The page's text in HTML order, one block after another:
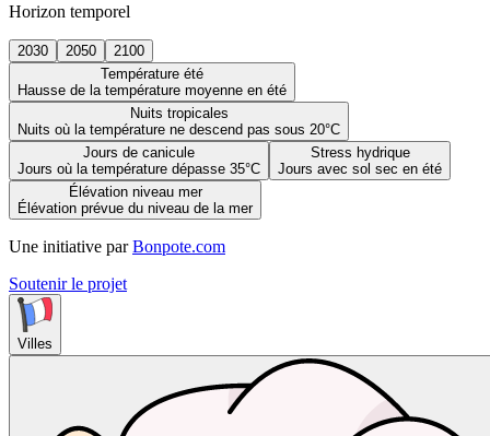
Horizon temporel
2030 2050
2100
Température été
Hausse de la température moyenne en été
Nuits tropicales
Nuits où la température ne descend pas sous 20°C
Jours de canicule
Jours où la température dépasse 35°C
Stress hydrique
Jours avec sol sec en été
Élévation niveau mer
Élévation prévue du niveau de la mer
Une initiative par Bonpote.com
Soutenir le projet
Villes